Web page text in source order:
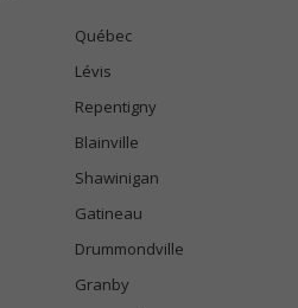
Québec
Lévis
Repentigny
Blainville
Shawinigan
Gatineau
Drummondville
Granby